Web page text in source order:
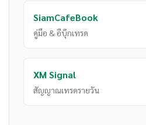
SiamCafeBook
คู่มือ & อีบุ๊กเทรด
XM Signal
สัญญาณเทรดรายวัน